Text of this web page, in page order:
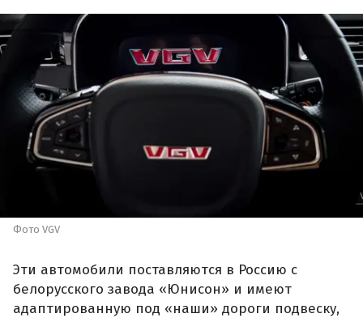
Фото VGV
Эти автомобили поставляются в Россию с
белорусского завода «Юнисон» и имеют
адаптированную под «наши» дороги подвеску,